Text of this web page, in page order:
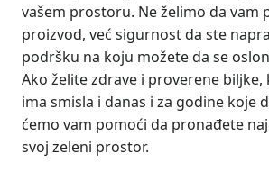
vašem prostoru. Ne želimo da vam
proizvod, već sigurnost da ste
podršku na koju možete da se
Ako želite zdrave i proverene biljke,
ima smisla i danas i za godine koje
ćemo vam pomoći da pronađete
svoj zeleni prostor.